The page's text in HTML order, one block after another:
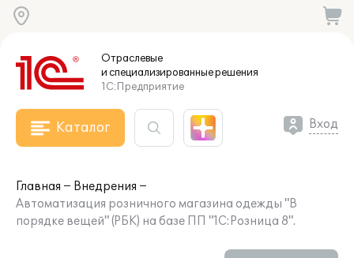
Отраслевые
и специализированныерешения
1С:Предприятие
Каталог Вход
Главная
Внедрения
Автоматизация розничного магазина одежды "В
порядке вещей" (РБК) на базе ПП "1С:Розница 8".